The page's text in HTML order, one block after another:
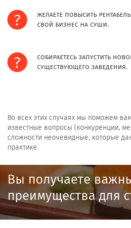
желаете повысить
свой бизнес на суши.
собираетесь запустить
существующего заведения.
Во всех этих случаях мы поможем
известные вопросы (конкуренции,
сложности неочевидные, которые
практике.
Вы получаете
преимущества для